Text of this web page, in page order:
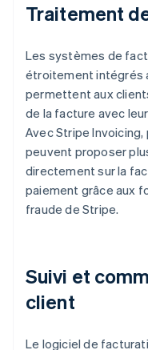
Traitement
Les systèmes de
étroitement intégrés
permettent aux
de la facture avec
Avec Stripe
peuvent proposer
directement sur la
paiement grâce aux
fraude de Stripe.
Suivi et
client
Le logiciel de